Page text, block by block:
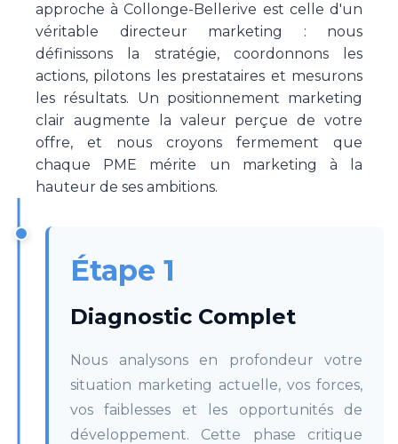
approche à Collonge-Bellerive est celle d'un
véritable directeur marketing : nous
définissons la stratégie, coordonnons les
actions, pilotons les prestataires et mesurons
les résultats. Un positionnement marketing
clair augmente la valeur perçue de votre
offre, et nous croyons fermement que
chaque PME mérite un marketing à la
hauteur de ses ambitions.
Étape 1
Diagnostic Complet
Nous analysons en profondeur votre
situation marketing actuelle, vos forces,
vos faiblesses et les opportunités de
développement. Cette phase critique